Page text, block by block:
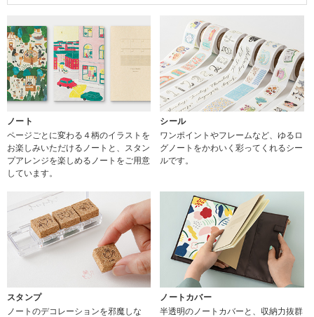
ノート
ページごとに変わる４柄のイラストを
お楽しみいただけるノートと、スタン
プアレンジを楽しめるノートをご用意
しています。
シール
ワンポイントやフレームなど、ゆるロ
グノートをかわいく彩ってくれるシー
ルです。
スタンプ
ノートのデコレーションを邪魔しな
ノートカバー
半透明のノートカバーと、収納力抜群